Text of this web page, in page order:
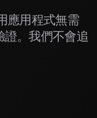
應用程式無需
證。我們不會追